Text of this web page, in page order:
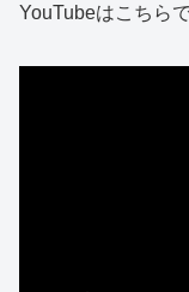
YouTubeはこちら